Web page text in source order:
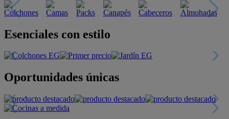
Esenciales con estilo
Oportunidades únicas